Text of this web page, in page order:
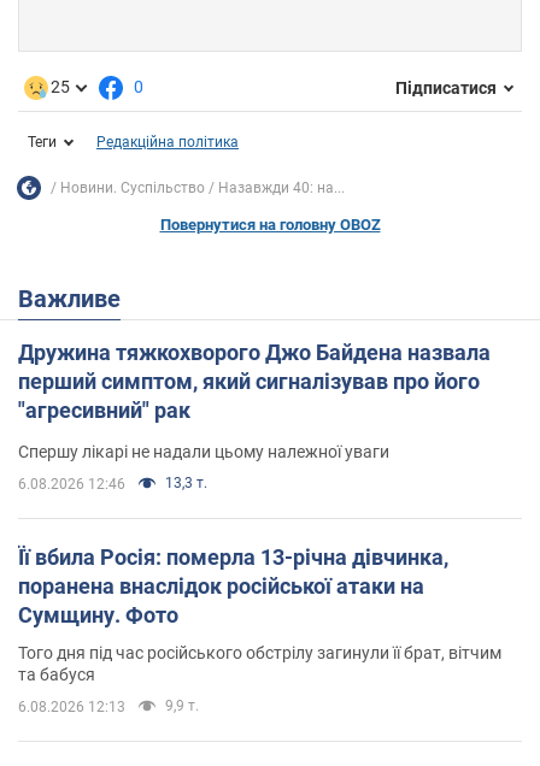
25 0 Підписатися
Теги Редакційна політика
Новини. Суспільство Назавжди 40: на...
Повернутися на головну OBOZ
Важливе
Дружина тяжкохворого Джо Байдена назвала
перший симптом, який сигналізував про його
"агресивний" рак
Спершу лікарі не надали цьому належної уваги
6.08.2026 12:46 13,3 т.
Її вбила Росія: померла 13-річна дівчинка,
поранена внаслідок російської атаки на
Сумщину. Фото
Того дня під час російського обстрілу загинули її брат, вітчим
та бабуся
6.08.2026 12:13 9,9 т.